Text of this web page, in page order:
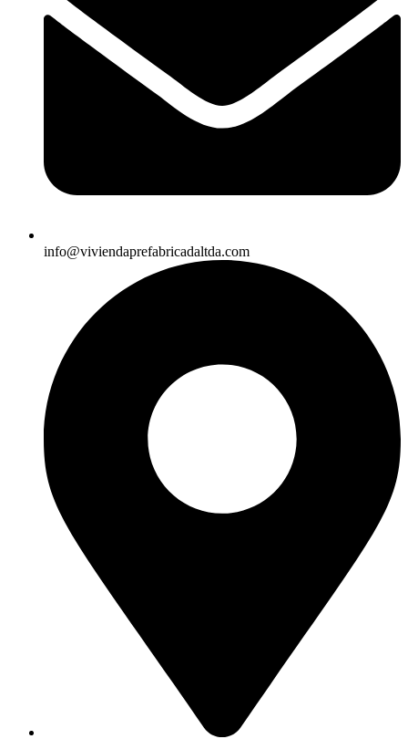
info@viviendaprefabricadaltda.com